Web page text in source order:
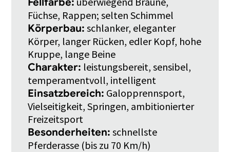
Füchse, Rappen; selten Schimmel
Körperbau: schlanker, eleganter
Körper, langer Rücken, edler Kopf, hohe
Kruppe, lange Beine
Charakter: leistungsbereit, sensibel,
temperamentvoll, intelligent
Einsatzbereich: Galopprennsport,
Vielseitigkeit, Springen, ambitionierter
Freizeitsport
Besonderheiten: schnellste
Pferderasse (bis zu 70 Km/h)